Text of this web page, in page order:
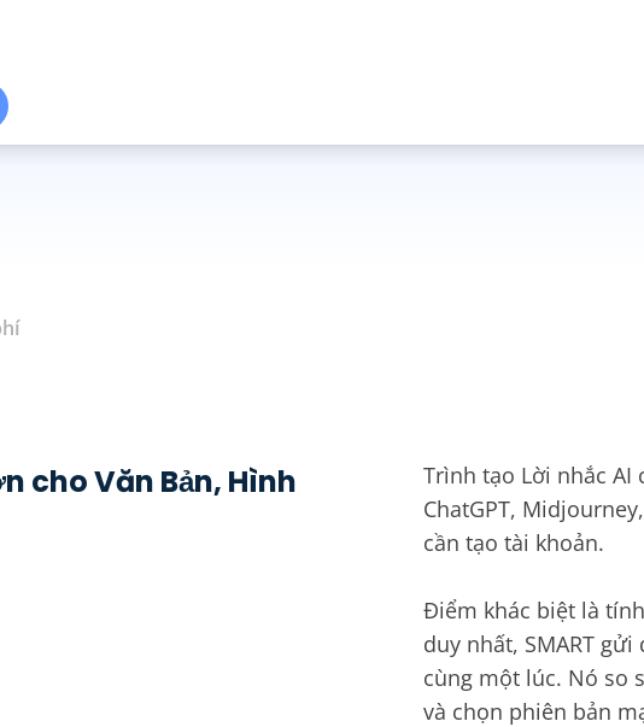
cho Văn Bản, Hình
Trình tạo Lời nhắc AI
ChatGPT,
cần tạo tài khoản.
Điểm khác biệt là
duy nhất, SMART
cùng một lúc. Nó so
và chọn phiên bản